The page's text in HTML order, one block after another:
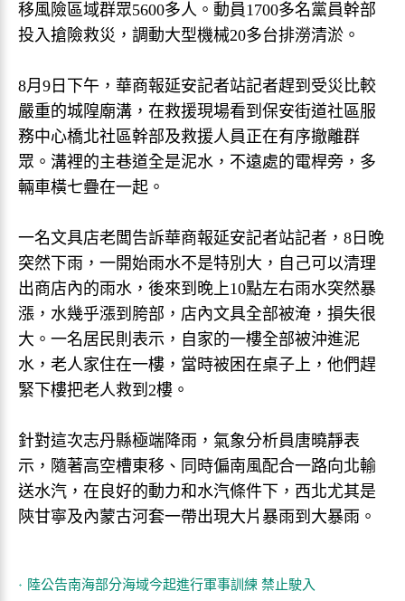
移風險區域群眾5600多人。動員1700多名黨員幹部
投入搶險救災，調動大型機械20多台排澇清淤。
8月9日下午，華商報延安記者站記者趕到受災比較
嚴重的城隍廟溝，在救援現場看到保安街道社區服
務中心橋北社區幹部及救援人員正在有序撤離群
眾。溝裡的主巷道全是泥水，不遠處的電桿旁，多
輛車橫七疊在一起。
一名文具店老闆告訴華商報延安記者站記者，8日晚
突然下雨，一開始雨水不是特別大，自己可以清理
出商店內的雨水，後來到晚上10點左右雨水突然暴
漲，水幾乎漲到胯部，店內文具全部被淹，損失很
大。一名居民則表示，自家的一樓全部被沖進泥
水，老人家住在一樓，當時被困在桌子上，他們趕
緊下樓把老人救到2樓。
針對這次志丹縣極端降雨，氣象分析員唐曉靜表
示，隨著高空槽東移、同時偏南風配合一路向北輸
送水汽，在良好的動力和水汽條件下，西北尤其是
陝甘寧及內蒙古河套一帶出現大片暴雨到大暴雨。
陸公告南海部分海域今起進行軍事訓練 禁止駛入